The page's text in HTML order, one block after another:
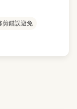
剪錯誤避免